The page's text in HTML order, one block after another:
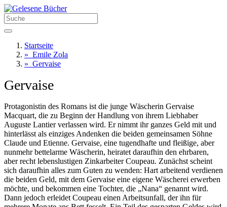
Startseite
» Emile Zola
» Gervaise
Gervaise
Protagonistin des Romans ist die junge Wäscherin Gervaise
Macquart, die zu Beginn der Handlung von ihrem Liebhaber
Auguste Lantier verlassen wird. Er nimmt ihr ganzes Geld mit und
hinterlässt als einziges Andenken die beiden gemeinsamen Söhne
Claude und Etienne. Gervaise, eine tugendhafte und fleißige, aber
nunmehr bettelarme Wäscherin, heiratet daraufhin den ehrbaren,
aber recht lebenslustigen Zinkarbeiter Coupeau. Zunächst scheint
sich daraufhin alles zum Guten zu wenden: Hart arbeitend verdienen
die beiden Geld, mit dem Gervaise eine eigene Wäscherei erwerben
möchte, und bekommen eine Tochter, die „Nana“ genannt wird.
Dann jedoch erleidet Coupeau einen Arbeitsunfall, der ihn für